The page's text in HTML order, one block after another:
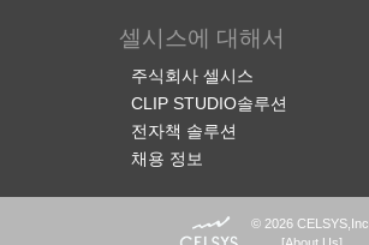
셀시스에 대해서
주식회사 셀시스
CLIP STUDIO솔루션
전자책 솔루션
채용 정보
© 2026 CELSYS,Inc.